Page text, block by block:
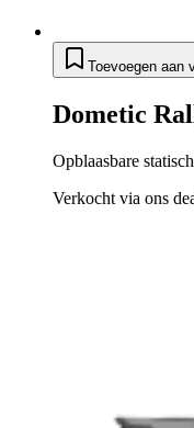
Toevoegen aan
Dometic
Opblaasbare
Verkocht via ons